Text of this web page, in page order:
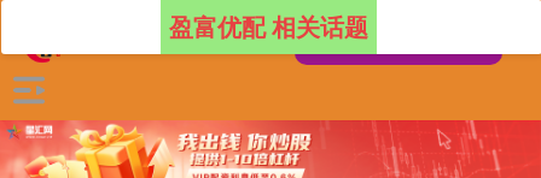
盈富优配 相关话题